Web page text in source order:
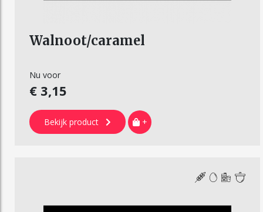
Walnoot/caramel
Nu voor
€ 3,15
Bekijk product +